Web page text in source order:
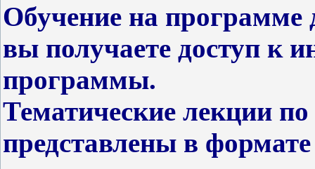
Обучение на программе
вы получаете доступ к
программы.
Тематические лекции
представлены в